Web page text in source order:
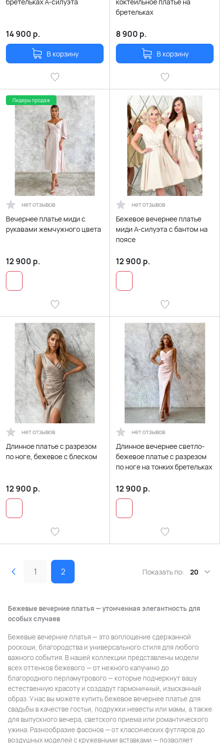
бретельках А-силуэта
14 900 р.
В корзину
коктейльное платье на
бретельках
8 900 р.
В корзину
Лидеры продаж
нет отзывов
Вечернее платье миди с
рукавами жемчужного цвета
12 900 р.
нет отзывов
Бежевое вечернее платье
миди А-силуэта с бантом на
поясе
12 900 р.
нет отзывов
Длинное платье с разрезом
по ноге, бежевое с блеском
12 900 р.
нет отзывов
Длинное вечернее светло-
бежевое платье с разрезом
по ноге на тонких бретельках
12 900 р.
1 2 Показать по: 20
Бежевые вечерние платья — утонченная элегантность для
особых случаев
Бежевые вечерние платья — это воплощение сдержанной
роскоши, благородства и универсального стиля для любого
важного события. В нашей коллекции представлены модели
всех оттенков бежевого — от нежного капучино до
благородного перламутрового — которые подчеркнут вашу
естественную красоту и создадут гармоничный, изысканный
образ. У нас вы можете купить бежевое вечернее платье для
свадьбы в качестве гостьи, подружки невесты или мамы, а также
для выпускного вечера, светского приема или романтического
ужина. Разнообразие фасонов — от классических футляров до
воздушных моделей с кружевными вставками — позволяет